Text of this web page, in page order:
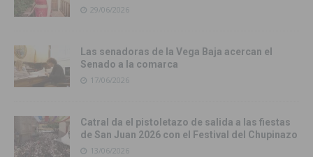
29/06/2026
Las senadoras de la Vega Baja acercan el
Senado a la comarca
17/06/2026
Catral da el pistoletazo de salida a las fiestas
de San Juan 2026 con el Festival del Chupinazo
13/06/2026